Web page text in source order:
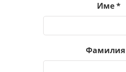
Име*
Фамилия